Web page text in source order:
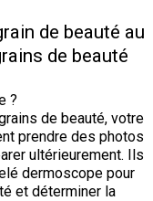
de beauté au
de beauté
?
de beauté, votre
prendre des photos
ultérieurement. Ils
dermoscope pour
et déterminer la